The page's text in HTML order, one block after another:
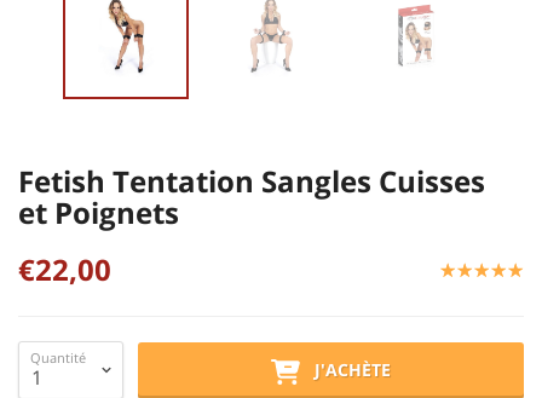
Fetish Tentation Sangles Cuisses
et Poignets
€22,00
☆☆☆☆☆
★★★★★
Quantité
J'ACHÈTE